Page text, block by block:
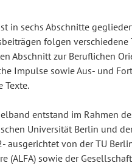
in sechs Abschnitte
folgen
Abschnitt zur Beruflichen
Impulse sowie Aus- und
Texte.
entstand im Rahmen
Universität Berlin und
ausgerichtet von der TU
(ALFA) sowie der